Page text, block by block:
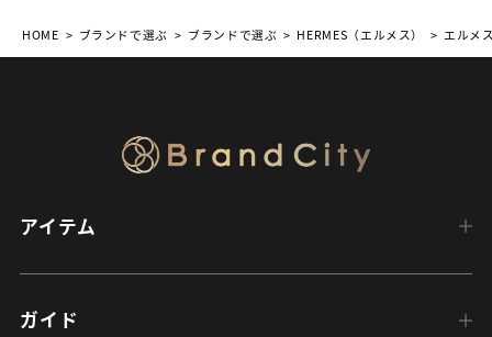
HOME ブランドで選ぶ ブランドで選ぶ HERMES（エルメス） エルメ
アイテム
ガイド